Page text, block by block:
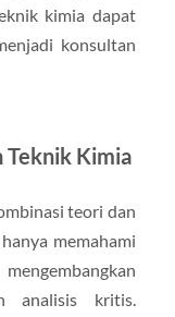
kimia dapat
konsultan
Teknik Kimia
teori dan
memahami
analisis kritis.